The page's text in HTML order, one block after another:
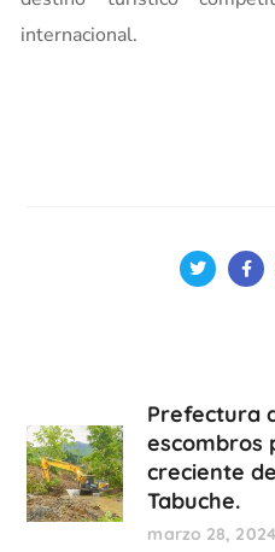
internacional.
Prefectura
escombros
creciente
Tabuche.
marzo 28, 2024